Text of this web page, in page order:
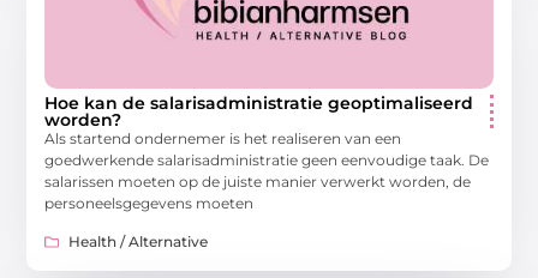
Hoe kan de salarisadministratie geoptimaliseerd
worden?
Als startend ondernemer is het realiseren van een
goedwerkende salarisadministratie geen eenvoudige taak. De
salarissen moeten op de juiste manier verwerkt worden, de
personeelsgegevens moeten
Health / Alternative